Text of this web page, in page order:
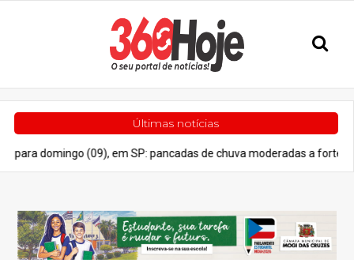
Últimas notícias
domingo (09), em SP: pancadas de chuva moderadas a fortes